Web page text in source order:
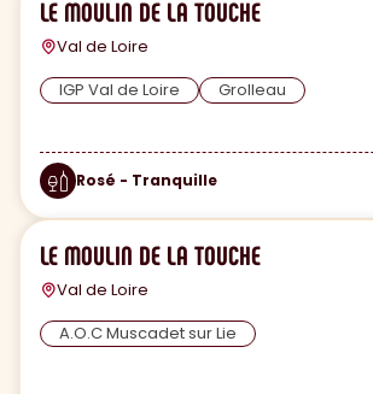
LE MOULIN DE LA TOUCHE
Val de Loire
IGP Val de Loire
Grolleau
Rosé - Tranquille
LE MOULIN DE LA TOUCHE
Val de Loire
A.O.C Muscadet sur Lie